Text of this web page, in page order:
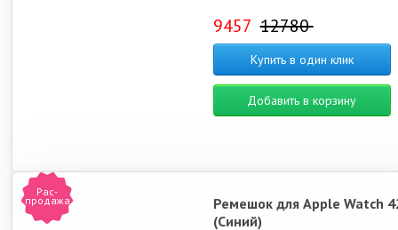
9457 12780
Купить в один клик
Добавить в корзину
Рас-
продажа
Ремешок для Apple Watch
(Синий)